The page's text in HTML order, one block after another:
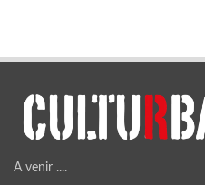
A venir ....